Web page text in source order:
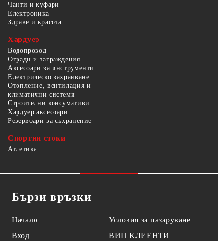
Чанти и куфари
Електроника
Здраве и красота
Хардуер
Водопровод
Огради и заграждения
Аксесоари за инструменти
Електрическо захранване
Отопление, вентилация и
климатични системи
Строителни консумативи
Хардуер аксесоари
Резервоари за съхранение
Спортни стоки
Атлетика
Бързи връзки
Начало
Вход
Условия за пазаруване
ВИП КЛИЕНТИ